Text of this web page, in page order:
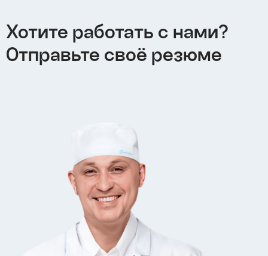
Хотите работать с нами?
Отправьте своё резюме